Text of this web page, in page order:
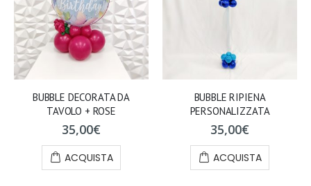
BUBBLE DECORATA DA
TAVOLO + ROSE
35,00€
ACQUISTA
BUBBLE RIPIENA
PERSONALIZZATA
35,00€
ACQUISTA